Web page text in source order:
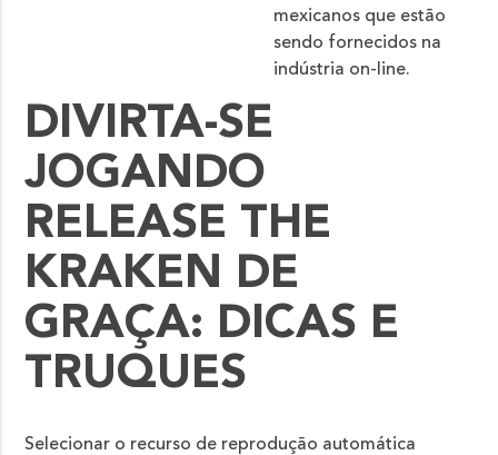
mexicanos que estão
sendo fornecidos na
indústria on-line.
DIVIRTA-SE
JOGANDO
RELEASE THE
KRAKEN DE
GRAÇA: DICAS E
TRUQUES
Selecionar o recurso de reprodução automática